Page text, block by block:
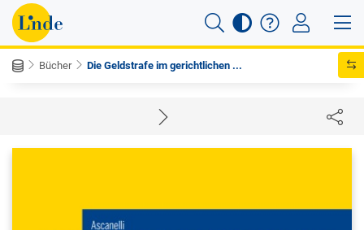
Bücher Die Geldstrafe im gerichtlichen ...